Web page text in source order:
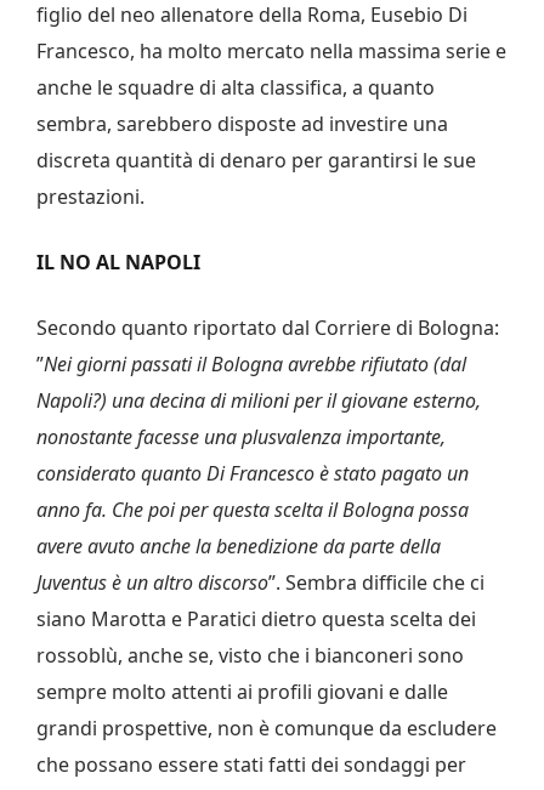
figlio del neo allenatore della Roma, Eusebio Di
Francesco, ha molto mercato nella massima serie e
anche le squadre di alta classifica, a quanto
sembra, sarebbero disposte ad investire una
discreta quantità di denaro per garantirsi le sue
prestazioni.
IL NO AL NAPOLI
Secondo quanto riportato dal Corriere di Bologna:
”Nei giorni passati il Bologna avrebbe rifiutato (dal
Napoli?) una decina di milioni per il giovane esterno,
nonostante facesse una plusvalenza importante,
considerato quanto Di Francesco è stato pagato un
anno fa. Che poi per questa scelta il Bologna possa
avere avuto anche la benedizione da parte della
Juventus è un altro discorso”. Sembra difficile che ci
siano Marotta e Paratici dietro questa scelta dei
rossoblù, anche se, visto che i bianconeri sono
sempre molto attenti ai profili giovani e dalle
grandi prospettive, non è comunque da escludere
che possano essere stati fatti dei sondaggi per